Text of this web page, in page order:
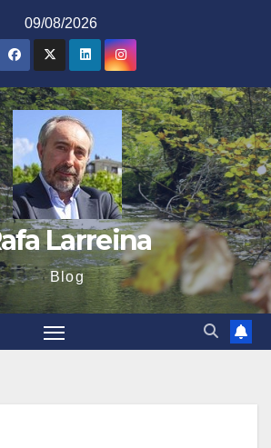
09/08/2026
Larreina
Blog